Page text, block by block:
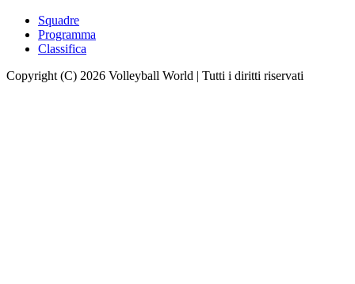
Squadre
Programma
Classifica
Copyright (C) 2026 Volleyball World | Tutti i diritti riservati